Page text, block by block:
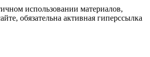
использовании материалов,
обязательна активная гиперссылка